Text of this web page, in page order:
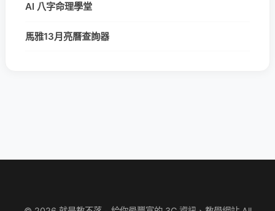
AI 八字命理學堂
馬雅13月亮曆查詢器